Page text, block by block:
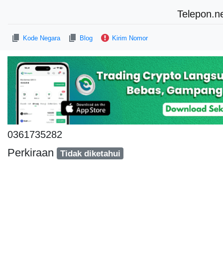
Kode Negara Blog Kirim Nomor
0361735282
Perkiraan Tidak diketahui